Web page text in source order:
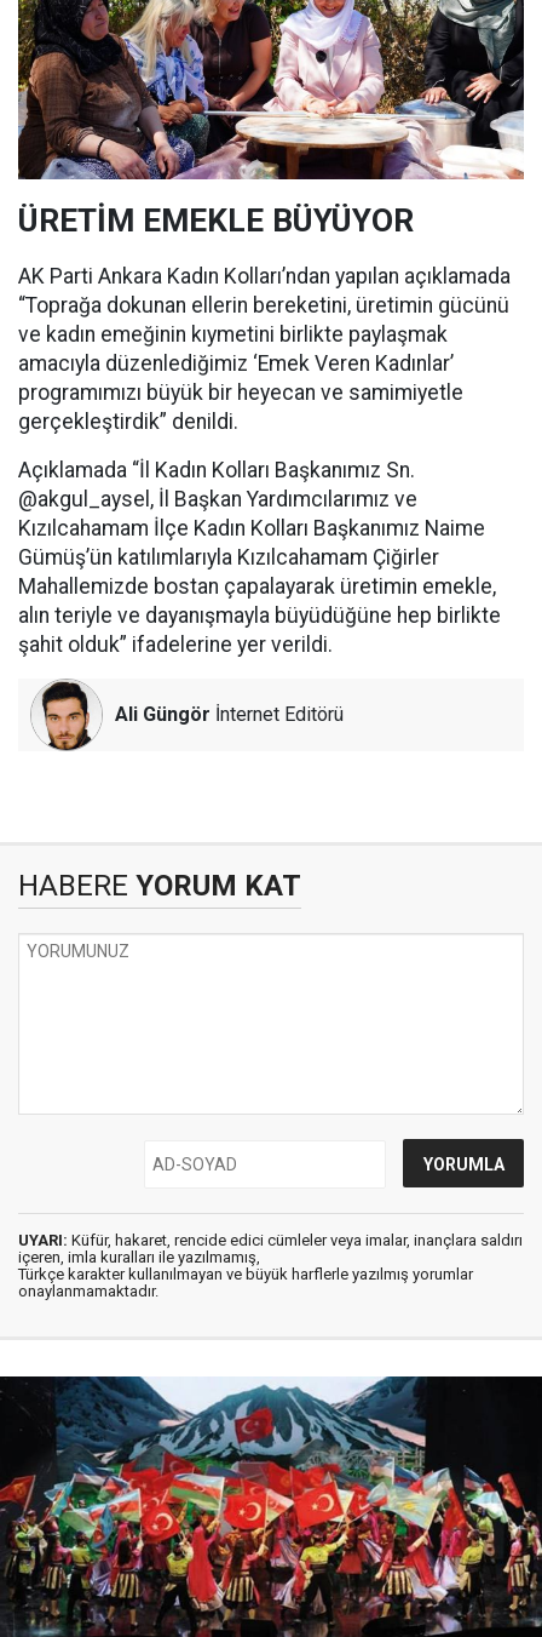
ÜRETİM EMEKLE BÜYÜYOR
AK Parti Ankara Kadın Kolları’ndan yapılan açıklamada
“Toprağa dokunan ellerin bereketini, üretimin gücünü
ve kadın emeğinin kıymetini birlikte paylaşmak
amacıyla düzenlediğimiz ‘Emek Veren Kadınlar’
programımızı büyük bir heyecan ve samimiyetle
gerçekleştirdik” denildi.
Açıklamada “İl Kadın Kolları Başkanımız Sn.
@akgul_aysel, İl Başkan Yardımcılarımız ve
Kızılcahamam İlçe Kadın Kolları Başkanımız Naime
Gümüş’ün katılımlarıyla Kızılcahamam Çiğirler
Mahallemizde bostan çapalayarak üretimin emekle,
alın teriyle ve dayanışmayla büyüdüğüne hep birlikte
şahit olduk” ifadelerine yer verildi.
Ali Güngör İnternet Editörü
HABERE YORUM KAT
UYARI: Küfür, hakaret, rencide edici cümleler veya imalar, inançlara saldırı
içeren, imla kuralları ile yazılmamış,
Türkçe karakter kullanılmayan ve büyük harflerle yazılmış yorumlar
onaylanmamaktadır.